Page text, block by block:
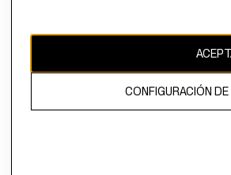
propiedad de H&M Hennes & Mauritz AB.
CONFIGURACIÓN